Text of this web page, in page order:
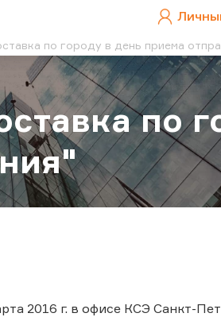
по городу в день приема
по
2016 г. в офисе КСЭ Санкт-